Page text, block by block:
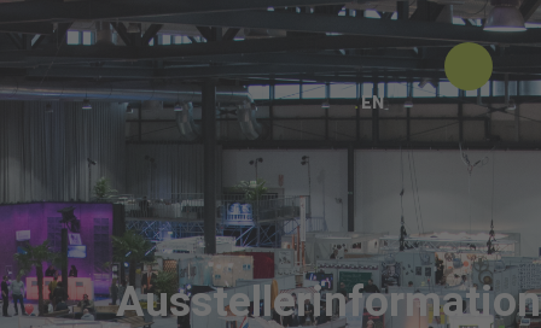
EN